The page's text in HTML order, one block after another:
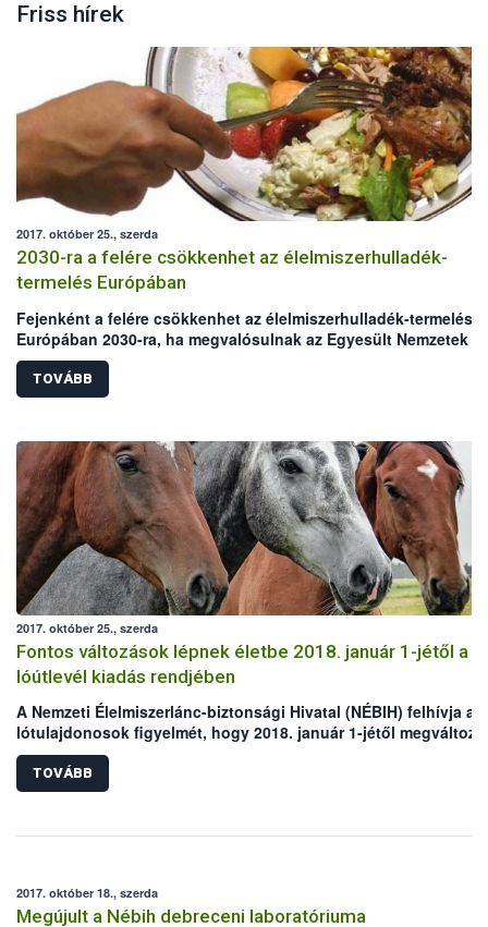
Friss hírek
2017. október 25., szerda
2030-ra a felére csökkenhet az élelmiszerhulladék-
termelés Európában
Fejenként a felére csökkenhet az élelmiszerhulladék-termelés
Európában 2030-ra, ha megvalósulnak az Egyesült Nemzetek
Szervezetének Élelmezésügyi és Mezőgazdasági Szervezete
és az Európai Unió új szándéknyilatkozatában kitűzött célok. A
nemzetközi akcióhoz a NÉBIH is csatlakozott a „Maradék
pazarlás elleni küzdelem mellett az antimikrobiális rezisztencia
(AMR) növekvő fenyegetésére is felhívja a figyelmet.
TOVÁBB
2017. október 25., szerda
Fontos változások lépnek életbe 2018. január 1-jétől a
lóútlevél kiadás rendjében
A Nemzeti Élelmiszerlánc-biztonsági Hivatal (NÉBIH) felhívja a
lótulajdonosok figyelmét, hogy 2018. január 1-jétől
lóútlevelek kibocsátásának rendje. Jövő év elejétől a hatóság
kizárólag ún. „másodlat” lóútlevelet, illetve „helyettesítő
állít ki azokra az egyedekre, amelyeknél az azonosítás, illetve a
okmányokkal rendelkező lovakat automatikusan kizárják az
biztonsági kockázatok csökkentése érdekében kerül sor.
TOVÁBB
2017. október 18., szerda
Megújult a Nébih debreceni laboratóriuma